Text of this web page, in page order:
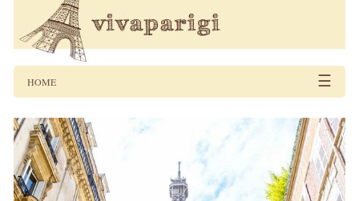
HOME ☰